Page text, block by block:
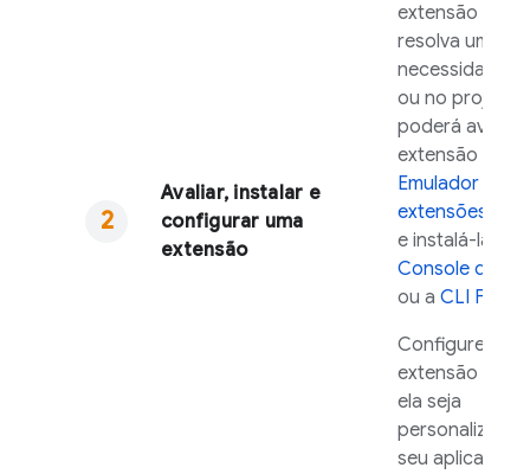
Avaliar, instalar e
configurar uma
extensão
extensão que
resolva uma
necessidade
ou no projeto,
poderá avaliar
extensão com
Emulador de
extensões
e instalá-la
Console do
ou a CLI
Configure a
extensão para
ela seja
personalizada
seu aplicativo